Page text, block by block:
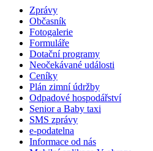
Zprávy
Občasník
Fotogalerie
Formuláře
Dotační programy
Neočekávané události
Ceníky
Plán zimní údržby
Odpadové hospodářství
Senior a Baby taxi
SMS zprávy
e-podatelna
Informace od nás